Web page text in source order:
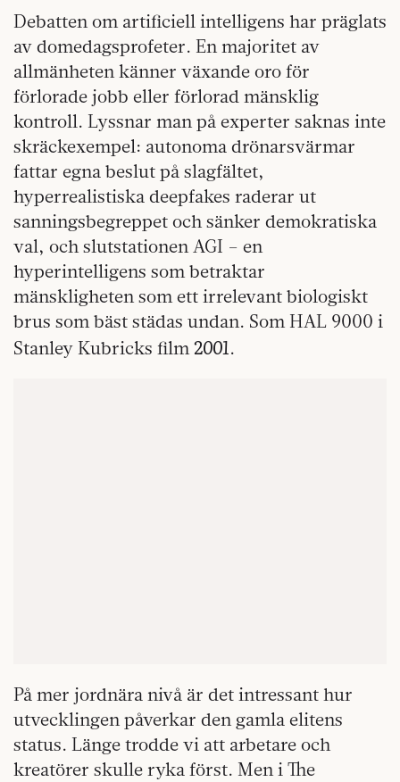
Debatten om artificiell intelligens har präglats
av domedagsprofeter. En majoritet av
allmänheten känner växande oro för
förlorade jobb eller förlorad mänsklig
kontroll. Lyssnar man på experter saknas inte
skräckexempel: autonoma drönarsvärmar
fattar egna beslut på slagfältet,
hyperrealistiska deepfakes raderar ut
sanningsbegreppet och sänker demokratiska
val, och slutstationen AGI – en
hyperintelligens som betraktar
mänskligheten som ett irrelevant biologiskt
brus som bäst städas undan. Som HAL 9000 i
Stanley Kubricks film2001.
På mer jordnära nivå är det intressant hur
utvecklingen påverkar den gamla elitens
status. Länge trodde vi att arbetare och
kreatörer skulle ryka först. Men i The